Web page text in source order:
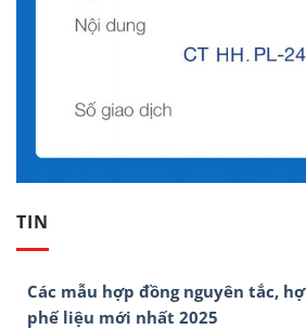
TIN
Các mẫu hợp đồng nguyên tắc,
phế liệu mới nhất 2025